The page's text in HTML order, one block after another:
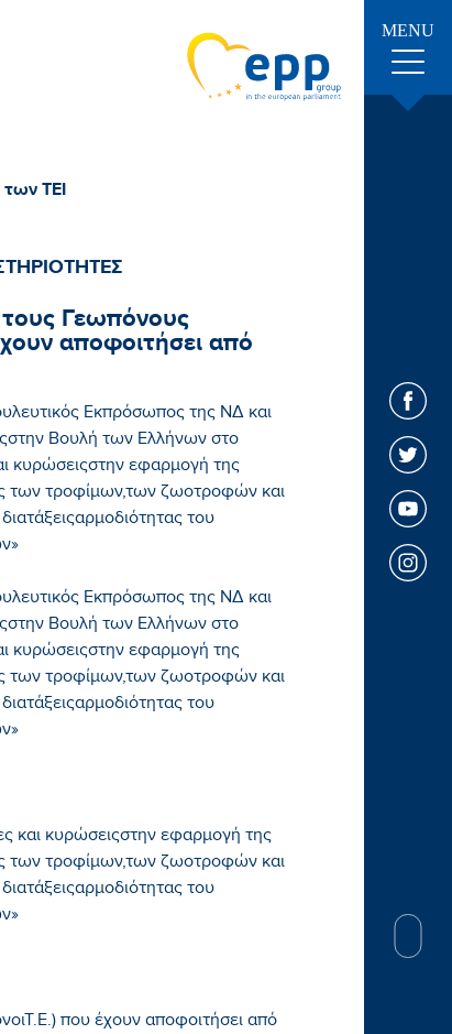
MENU
ΤΕΙ
Γεωπόνους
αποφοιτήσει από
Εκπρόσωπος της ΝΔ και
Βουλή των Ελλήνων στο
κυρώσειςστην εφαρμογή της
των τροφίμων,των ζωοτροφών και
του
Εκπρόσωπος της ΝΔ και
Βουλή των Ελλήνων στο
κυρώσειςστην εφαρμογή της
των τροφίμων,των ζωοτροφών και
του
και κυρώσειςστην εφαρμογή της
των τροφίμων,των ζωοτροφών και
του
που έχουν αποφοιτήσει από